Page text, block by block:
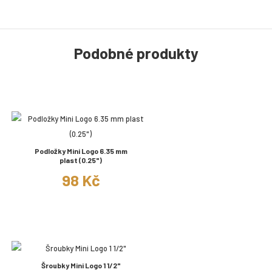
Podobné produkty
Podložky Mini Logo 6.35 mm
plast (0.25")
98 Kč
Šroubky Mini Logo 1 1/2"